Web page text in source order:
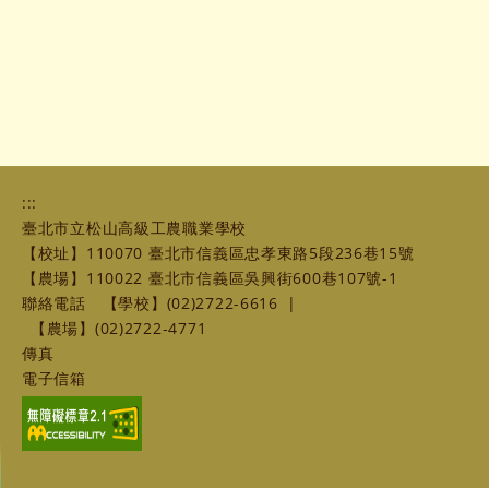
:::
臺北市立松山高級工農職業學校
【校址】110070 臺北市信義區忠孝東路5段236巷15號
【農場】110022 臺北市信義區吳興街600巷107號-1
聯絡電話
【學校】(02)2722-6616
|
【農場】(02)2722-4771
傳真
電子信箱